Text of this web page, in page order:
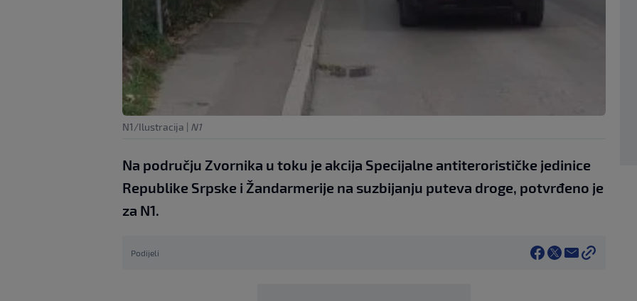
N1/Ilustracija | N1
Na području Zvornika u toku je akcija Specijalne antiterorističke jedinice
Republike Srpske i Žandarmerije na suzbijanju puteva droge, potvrđeno je
za N1.
Podijeli